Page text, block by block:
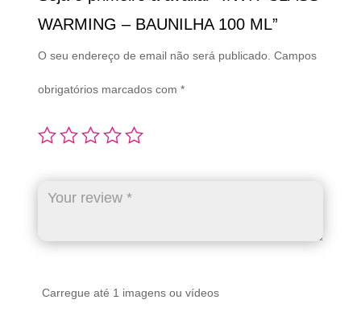
WARMING – BAUNILHA 100 ML”
O seu endereço de email não será publicado. Campos
obrigatórios marcados com *
Carregue até 1 imagens ou vídeos